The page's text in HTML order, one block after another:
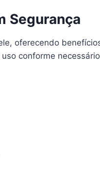
Segurança
oferecendo
conforme